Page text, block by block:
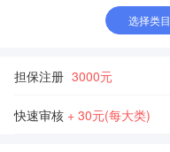
选择类目
担保注册 3000元
快速审核 + 30元(每大类)